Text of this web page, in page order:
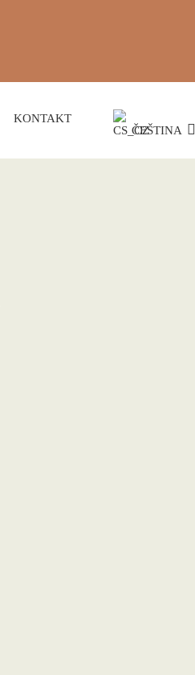
KONTAKT
ČEŠTINA